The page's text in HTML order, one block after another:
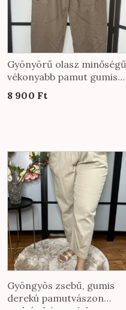
Gyönyörű olasz minőségű
vékonyabb pamut gumis
méretben fango színben
8 900 Ft
Gyöngyös zsebű, gumis
derekú pamutvászon